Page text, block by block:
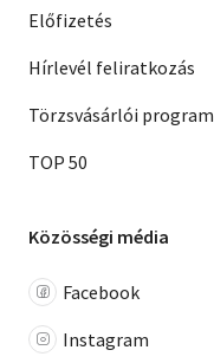
Előfizetés
Hírlevél feliratkozás
Törzsvásárlói program
TOP 50
Közösségi média
Facebook
Instagram